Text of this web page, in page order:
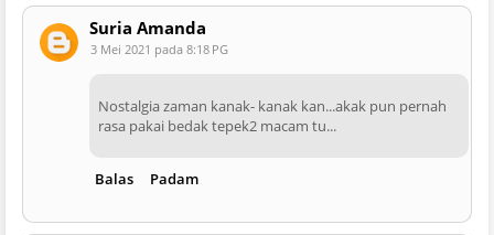
Suria Amanda
3 Mei 2021 pada 8:18 PG
Nostalgia zaman kanak- kanak kan...akak pun pernah
rasa pakai bedak tepek2 macam tu...
Balas Padam